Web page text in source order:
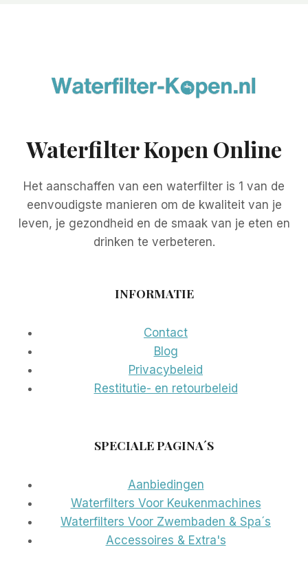
Waterfilter Kopen Online
Het aanschaffen van een waterfilter is 1 van de
eenvoudigste manieren om de kwaliteit van je
leven, je gezondheid en de smaak van je eten en
drinken te verbeteren.
INFORMATIE
Contact
Blog
Privacybeleid
Restitutie- en retourbeleid
SPECIALE PAGINA´S
Aanbiedingen
Waterfilters Voor Keukenmachines
Waterfilters Voor Zwembaden & Spa´s
Accessoires & Extra's